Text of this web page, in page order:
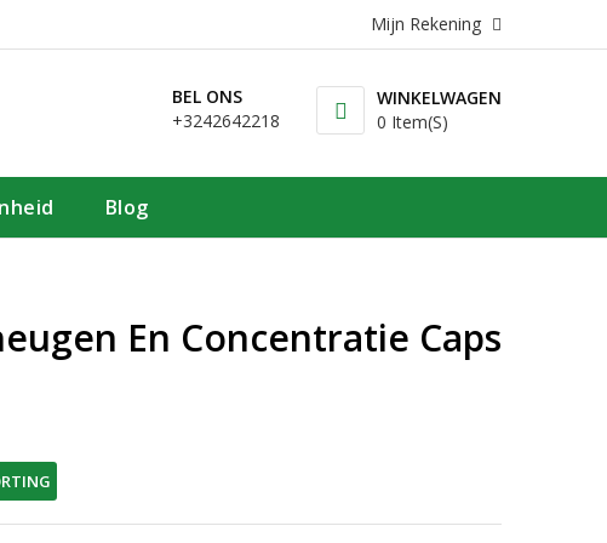
Mijn Rekening
WINKELWAGEN
0 Item(s)
BEL ONS
+3242642218
Blog
En Concentratie Caps